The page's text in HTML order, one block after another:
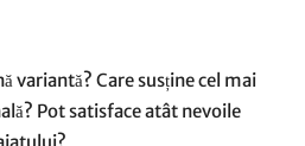
variantă? Care susține cel mai
Pot satisface atât nevoile